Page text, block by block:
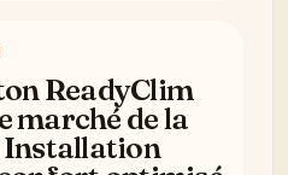
ReadyClim
marché de la